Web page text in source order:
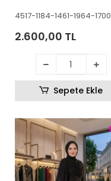
4517-1184-1461-1964-1700
2.600,00 TL
Sepete Ekle